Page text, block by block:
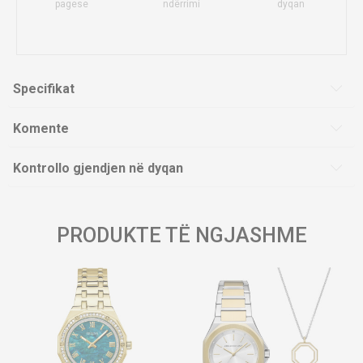
pagese ndërrimi dyqan
Specifikat
Komente
Kontrollo gjendjen në dyqan
PRODUKTE TË NGJASHME